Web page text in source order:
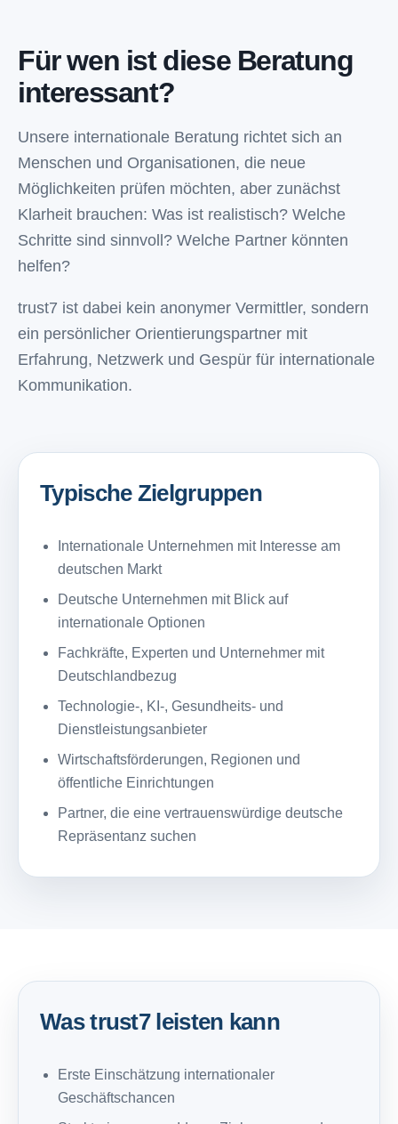
Für wen ist diese Beratung
interessant?
Unsere internationale Beratung richtet sich an
Menschen und Organisationen, die neue
Möglichkeiten prüfen möchten, aber zunächst
Klarheit brauchen: Was ist realistisch? Welche
Schritte sind sinnvoll? Welche Partner könnten
helfen?
trust7 ist dabei kein anonymer Vermittler, sondern
ein persönlicher Orientierungspartner mit
Erfahrung, Netzwerk und Gespür für internationale
Kommunikation.
Typische Zielgruppen
Internationale Unternehmen mit Interesse am
deutschen Markt
Deutsche Unternehmen mit Blick auf
internationale Optionen
Fachkräfte, Experten und Unternehmer mit
Deutschlandbezug
Technologie-, KI-, Gesundheits- und
Dienstleistungsanbieter
Wirtschaftsförderungen, Regionen und
öffentliche Einrichtungen
Partner, die eine vertrauenswürdige deutsche
Repräsentanz suchen
Was trust7 leisten kann
Erste Einschätzung internationaler
Geschäftschancen